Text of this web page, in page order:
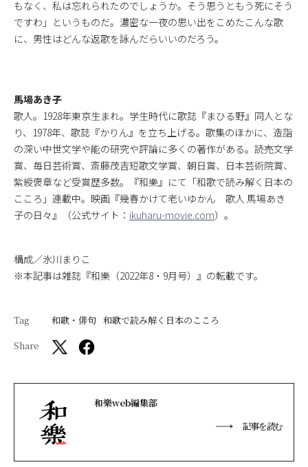
もなく、私は忘れられたのでしょうか。そう思うともう死にそう
ですわ」というものだ。濃密な一夜の思い出をこめたこんな歌
に、男性はどんな返歌を詠んだらいいのだろう。
馬場あき子
歌人。1928年東京生まれ。学生時代に歌誌『まひる野』同人とな
り、1978年、歌誌『かりん』を立ち上げる。歌集のほかに、造詣
の深い中世文学や能の研究や評論に多くの著作がある。読売文学
賞、毎日芸術賞、斎藤茂吉短歌文学賞、朝日賞、日本芸術院賞、
紫綬褒章など受賞歴多数。『和樂』にて「和歌で読み解く日本の
こころ」連載中。映画『幾春かけて老いゆかん 歌人 馬場あき
子の日々』（公式サイト： ikuharu-movie.com）。
構成／氷川まりこ
※本記事は雑誌『和樂（2022年8・9月号）』の転載です。
Tag 和歌・俳句 和歌で読み解く日本のこころ
Share
和樂web編集部
記事を読む